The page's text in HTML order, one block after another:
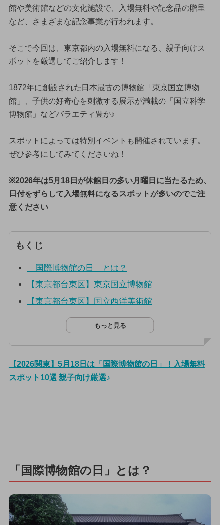
館や美術館などの文化施設で、入場無料や記念品の贈呈
など、さまざまな記念事業が行われます。
そこで今回は、東京都内の入場無料になる、親子向けス
ポットを厳選してご紹介します！
1872年に創設された日本最古の博物館「東京国立博物
館」、子供の好奇心を刺激する展示が満載の「国立科学
博物館」などバラエティ豊か♪
スポットによっては特別イベントも開催されています。
ぜひ参考にしてみてくださいね！
※2026年は5月18日が休館日の多い月曜日に当たるため、
日付をずらして入場無料になるスポットが多いのでご注
意ください
もくじ
「国際博物館の日」とは？
【東京都台東区】東京国立博物館
【東京都台東区】国立西洋美術館
もっと見る
【2026関東】5月18日は「国際博物館の日」！入場無料
スポット10選 親子向け厳選♪
「国際博物館の日」とは？